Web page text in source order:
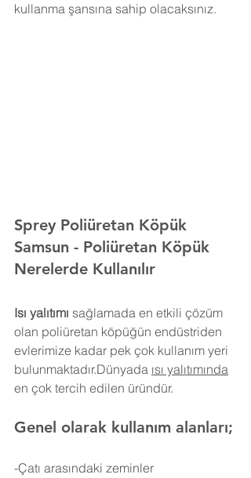
kullanma şansına sahip olacaksınız.
Sprey Poliüretan Köpük
Samsun - Poliüretan Köpük
Nerelerde Kullanılır
Isı yalıtımı sağlamada en etkili çözüm
olan poliüretan köpüğün endüstriden
evlerimize kadar pek çok kullanım yeri
bulunmaktadır.Dünyada ısı yalıtımında
en çok tercih edilen üründür.
Genel olarak kullanım alanları;
-Çatı arasındaki zeminler